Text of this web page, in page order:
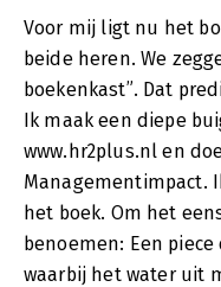
Voor mij ligt nu het
beide heren. We
boekenkast”. Dat
Ik maak een diepe
www.hr2plus.nl en
Managementimpact.
het boek. Om het
benoemen: Een
waarbij het water uit